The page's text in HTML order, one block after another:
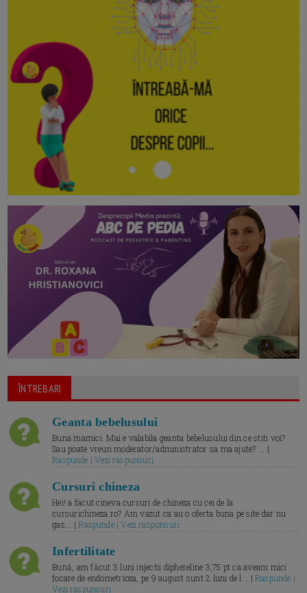
ÎNTREBARI
Geanta bebelusului
Buna mamici. Mai e valabila geanta bebelusului din ce stiti voi?
Sau poate vreun moderator/administrator sa ma ajute? ... |
Raspunde | Vezi raspunsuri
Cursuri chineza
Hei! a facut cineva cursuri de chineza cu cei de la
cursurichineza.ro? Am vazut ca au o oferta buna pe site dar nu
gas... |Raspunde | Vezi raspunsuri
Infertilitate
Bună, am făcut 3 luni injectii diphereline 3,75 pt ca aveam mici
focare de endometrioza, pe 9 august sunt 2 luni de l... |Raspunde |
Vezi raspunsuri